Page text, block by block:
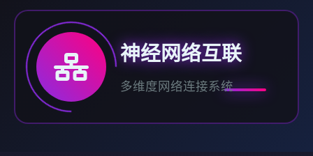
神经网络互联
多维度网络连接系统